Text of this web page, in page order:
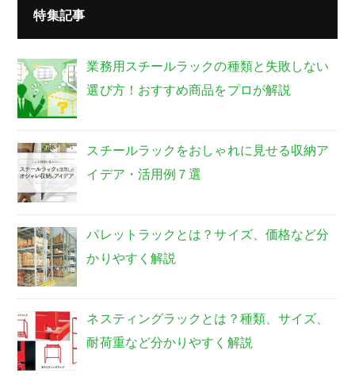
特集記事
業務用スチールラックの種類と失敗しない
選び方！おすすめ商品をプロが解説
スチールラックをおしゃれに見せる収納ア
イデア・活用例７選
パレットラックとは？サイズ、価格など分
かりやすく解説
ネスティングラックとは？種類、サイズ、
耐荷重など分かりやすく解説